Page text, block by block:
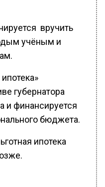
вручить
учёным и
губернатора
и финансируется
бюджета.
ипотека